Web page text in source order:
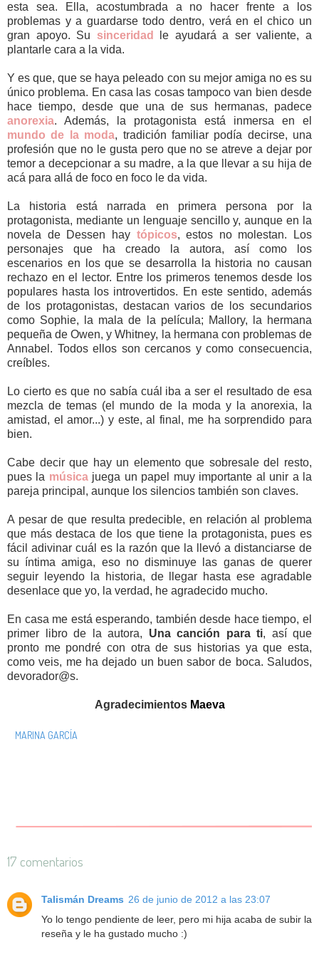
esta sea. Ella, acostumbrada a no hacer frente a los
problemas y a guardarse todo dentro, verá en el chico un
gran apoyo. Su sinceridad
le ayudará a ser valiente, a
plantarle cara a la vida.
Y es que, que se haya peleado con su mejor amiga no es su
único problema. En casa las cosas tampoco van bien desde
hace tiempo, desde que una de sus hermanas, padece
anorexia. Además, la protagonista está inmersa en el
mundo de la moda, tradición familiar podía decirse, una
profesión que no le gusta pero que no se atreve a dejar por
temor a decepcionar a su madre, a la que llevar a su hija de
acá para allá de foco en foco le da vida.
La historia está narrada en primera persona por la
protagonista, mediante un lenguaje sencillo y, aunque en la
novela de Dessen hay tópicos, estos no molestan. Los
personajes que ha creado la autora, así como los
escenarios en los que se desarrolla la historia no causan
rechazo en el lector. Entre los primeros tenemos desde los
populares hasta los introvertidos. En este sentido, además
de los protagonistas, destacan varios de los secundarios
como Sophie, la mala de la película; Mallory, la hermana
pequeña de Owen, y Whitney, la hermana con problemas de
Annabel. Todos ellos son cercanos y como consecuencia,
creíbles.
Lo cierto es que no sabía cuál iba a ser el resultado de esa
mezcla de temas (el mundo de la moda y la anorexia, la
amistad, el amor...) y este, al final, me ha sorprendido para
bien.
Cabe decir que hay un elemento que sobresale del resto,
pues la músicajuega un papel muy importante al unir a la
pareja principal, aunque los silencios también son claves.
A pesar de que resulta predecible, en relación al problema
que más destaca de los que tiene la protagonista, pues es
fácil adivinar cuál es la razón que la llevó a distanciarse de
su íntima amiga, eso no disminuye las ganas de querer
seguir leyendo la historia, de llegar hasta ese agradable
desenlace que yo, la verdad, he agradecido mucho.
En casa me está esperando, también desde hace tiempo, el
primer libro de la autora, Una canción para ti, así que
pronto me pondré con otra de sus historias ya que esta,
como veis, me ha dejado un buen sabor de boca. Saludos,
devorador@s.
Agradecimientos Maeva
MARINA GARCÍA
17 comentarios
Talismán Dreams 26 de junio de 2012 a las 23:07
Yo lo tengo pendiente de leer, pero mi hija acaba de subir la
reseña y le ha gustado mucho :)